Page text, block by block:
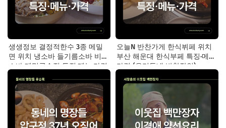
생생정보 결정적한수 3종 메밀
면 위치 냉소바 들기름소바 비빔
소바 메밀국수집 특징·메뉴·가격
오늘N 반찬가게 한식뷔페 위치
부산 해운대 한식부페 특징·메뉴·
가격 (우리동네 반찬장인)